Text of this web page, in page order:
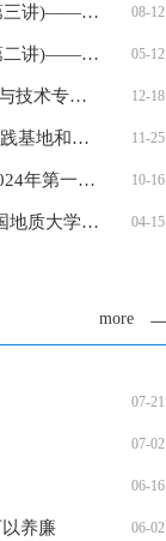
研究生科研素养提升系列讲座(第三讲)——如何让你… 08-12
研究生科研素养提升系列讲座(第二讲)——英文文章… 05-12
地球科学学院召开地球信息科学与技术专业人才培养… 12-18
我院在2024年校级示范性校外实践基地和第三届优秀… 11-25
研究生科研素养提升系列讲座(2024年第一讲)——如… 10-16
[审核评估]我院赴武汉大学、中国地质大学（武汉）… 04-15
more
07-21
07-02
06-16
养廉 06-02